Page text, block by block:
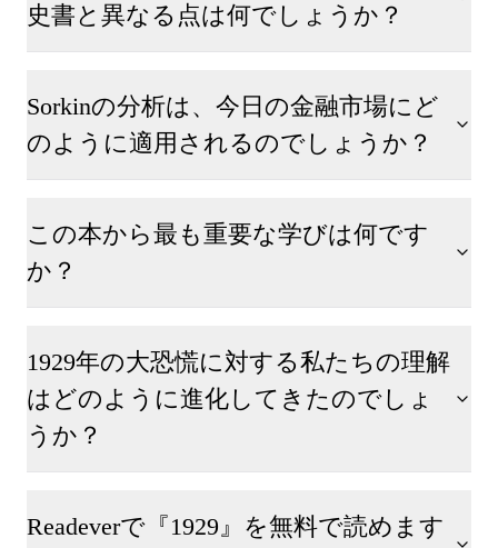
史書と異なる点は何でしょうか？
Sorkinの分析は、今日の金融市場にど
のように適用されるのでしょうか？
この本から最も重要な学びは何です
か？
1929年の大恐慌に対する私たちの理解
はどのように進化してきたのでしょ
うか？
Readeverで『1929』を無料で読めます